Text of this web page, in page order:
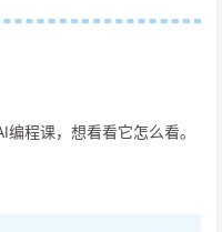
程课，想看看它怎么看。